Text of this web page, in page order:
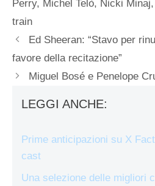
Perry, Michel Telò, Nicki Minaj,
train
Ed Sheeran: “Stavo per
favore della recitazione”
Miguel Bosé e Penelope
LEGGI ANCHE:
Prime anticipazioni su X
cast
Una selezione delle migliori